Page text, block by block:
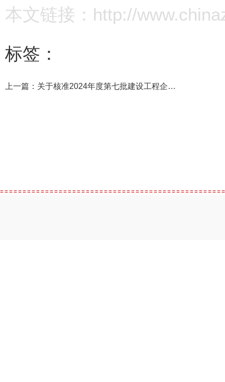
本文链接：http://
标签：
上一篇： 关于核准2024年度第七批建设工程企业资质延续名单的公告